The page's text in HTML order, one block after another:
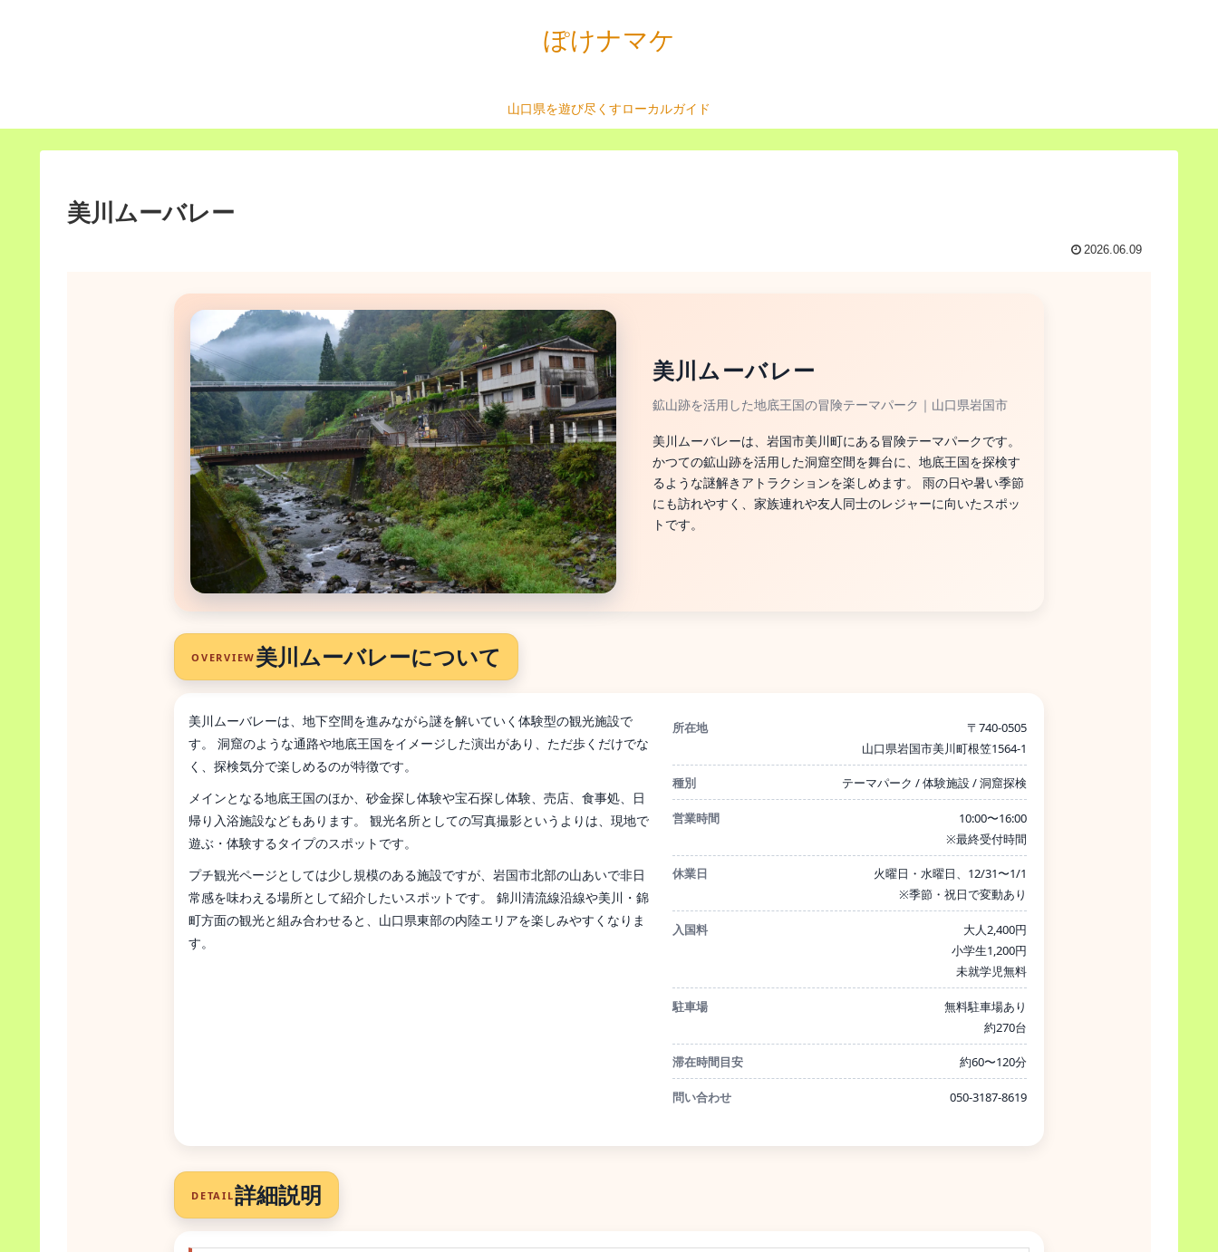
ぽけナマケ
山口県を遊び尽くすローカルガイド
美川ムーバレー
2026.06.09
美川ムーバレー
鉱山跡を活用した地底王国の冒険テーマパーク｜山口県岩国市
美川ムーバレーは、岩国市美川町にある冒険テーマパークです。
かつての鉱山跡を活用した洞窟空間を舞台に、地底王国を探検す
るような謎解きアトラクションを楽しめます。 雨の日や暑い季節
にも訪れやすく、家族連れや友人同士のレジャーに向いたスポッ
トです。
OVERVIEW 美川ムーバレーについて
美川ムーバレーは、地下空間を進みながら謎を解いていく体験型の観光施設で
す。 洞窟のような通路や地底王国をイメージした演出があり、ただ歩くだけでな
く、探検気分で楽しめるのが特徴です。
メインとなる地底王国のほか、砂金探し体験や宝石探し体験、売店、食事処、日
帰り入浴施設などもあります。 観光名所としての写真撮影というよりは、現地で
遊ぶ・体験するタイプのスポットです。
プチ観光ページとしては少し規模のある施設ですが、岩国市北部の山あいで非日
常感を味わえる場所として紹介したいスポットです。 錦川清流線沿線や美川・錦
町方面の観光と組み合わせると、山口県東部の内陸エリアを楽しみやすくなりま
す。
所在地
〒740-0505
山口県岩国市美川町根笠1564-1
種別 テーマパーク / 体験施設 / 洞窟探検
営業時間
10:00〜16:00
※最終受付時間
休業日
火曜日・水曜日、12/31〜1/1
※季節・祝日で変動あり
入国料
大人2,400円
小学生1,200円
未就学児無料
駐車場
無料駐車場あり
約270台
滞在時間目安 約60〜120分
問い合わせ 050-3187-8619
DETAIL詳細説明